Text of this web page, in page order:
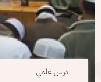
درس علمي